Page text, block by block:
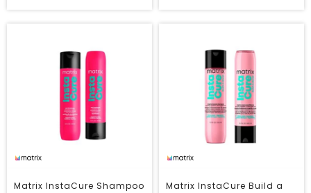
Matrix InstaCure Shampoo
Matrix InstaCure Build a